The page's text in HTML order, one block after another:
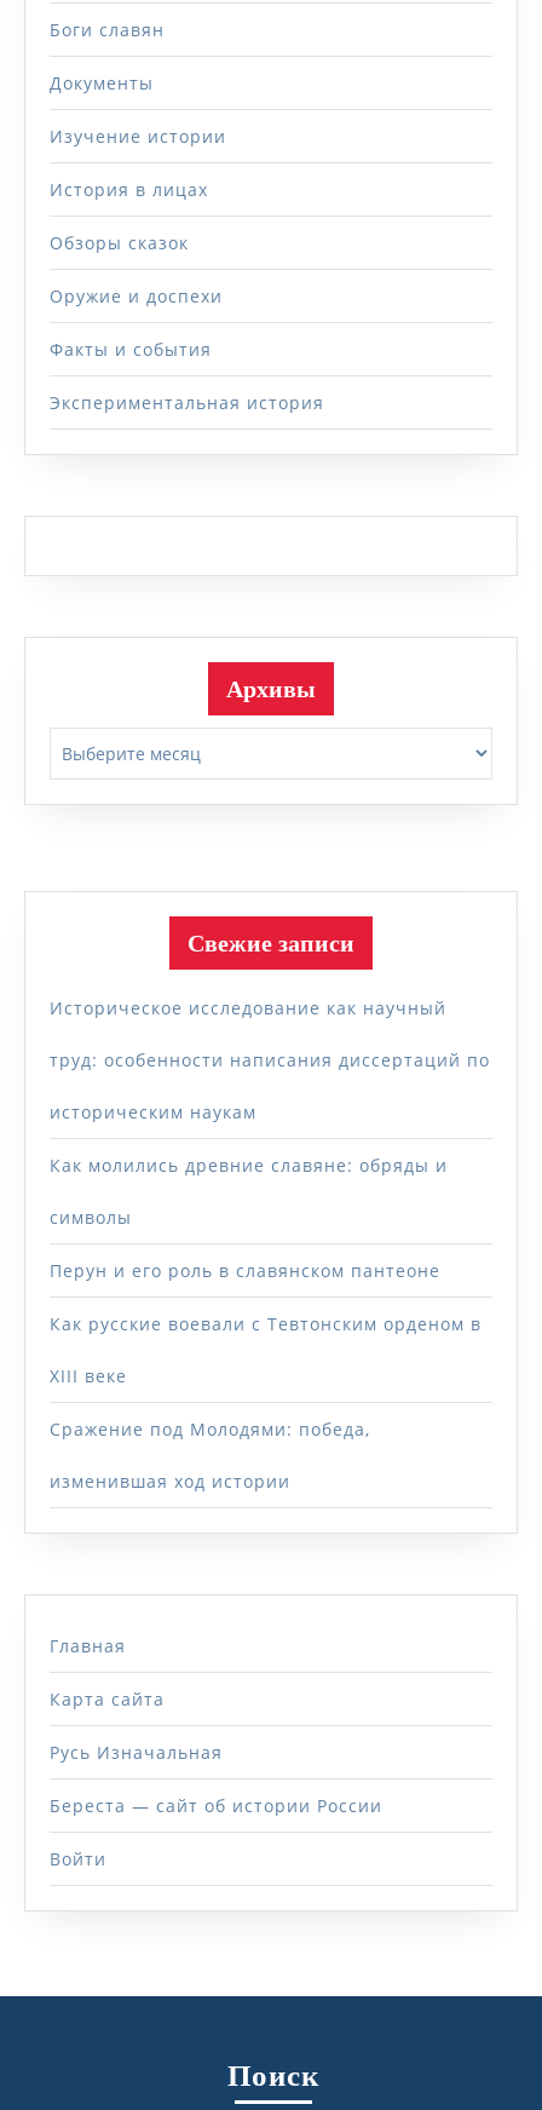
Боги славян
Документы
Изучение истории
История в лицах
Обзоры сказок
Оружие и доспехи
Факты и события
Экспериментальная история
Архивы
Свежие записи
Историческое исследование как научный
труд: особенности написания диссертаций по
историческим наукам
Как молились древние славяне: обряды и
символы
Перун и его роль в славянском пантеоне
Как русские воевали с Тевтонским орденом в
XIII веке
Сражение под Молодями: победа,
изменившая ход истории
Главная
Карта сайта
Русь Изначальная
Береста — сайт об истории России
Войти
Поиск